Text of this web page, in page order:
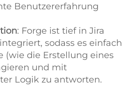
Benutzererfahrung
: Forge ist tief in Jira
sodass es einfach
(wie die Erstellung eines
und mit
Logik zu antworten.